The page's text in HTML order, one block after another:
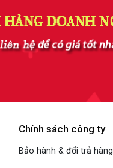
Chính sách công ty
Bảo hành & đổi trả hàng